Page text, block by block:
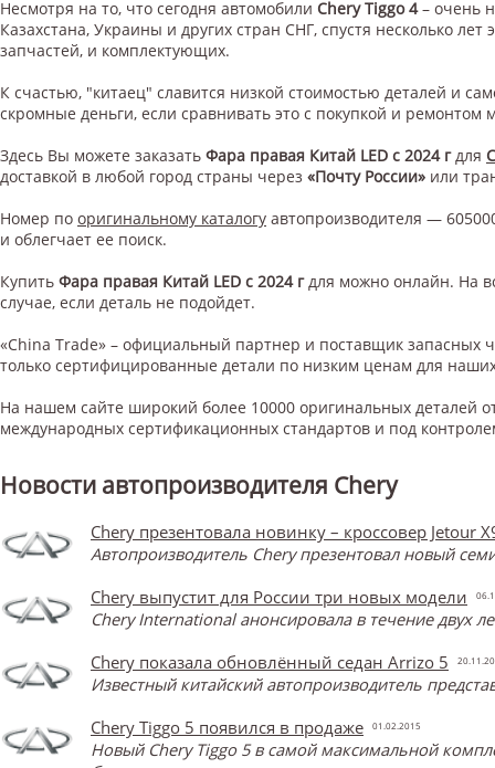
Несмотря на то, что сегодня автомобили Chery Tiggo 4– очень
Казахстана, Украины и других стран СНГ, спустя несколько
запчастей, и комплектующих.
К счастью, "китаец" славится низкой стоимостью деталей и
скромные деньги, если сравнивать это с покупкой и
Здесь Вы можете заказать Фара правая Китай LED с 2024 гдля
доставкой в любой город страны через «Почту России» или
Номер по оригинальному каталогу автопроизводителя —
и облегчает ее поиск.
Купить Фара правая Китай LED с 2024 гдля можно онлайн. На
случае, если деталь не подойдет.
«China Trade» – официальный партнер и поставщик запасных
только сертифицированные детали по низким ценам для
На нашем сайте широкий более 10000 оригинальных деталей
международных сертификационных стандартов и под
Новости автопроизводителя Chery
Chery презентовала новинку – кроссовер Jetour
Автопроизводитель Chery презентовал новый
Chery выпустит для России три новых модели
Chery International анонсировала в течение двух
Chery показала обновлённый седан Arrizo 5
Известный китайский автопроизводитель
Chery Tiggo 5 появился в продаже
01.02.2015
Новый Chery Tiggo 5 в самой максимальной